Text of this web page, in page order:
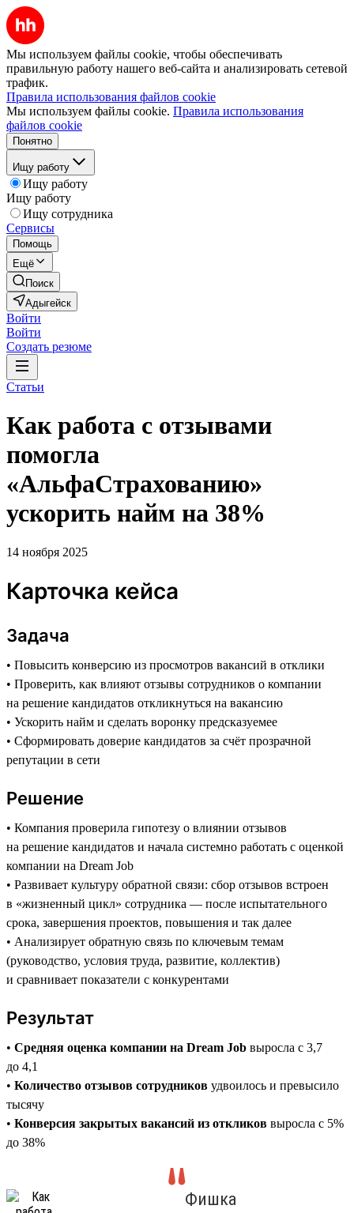
Мы используем файлы cookie, чтобы обеспечивать
правильную работу нашего веб-сайта и анализировать сетевой
трафик.
Правила использования файлов cookie
Мы используем файлы cookie. Правила использования
файлов cookie
Понятно
Ищу работу
Ищу работу
Ищу работу
Ищу сотрудника
Сервисы
Помощь
Ещё
Поиск
Адыгейск
Войти
Войти
Создать резюме
Статьи
Как работа с отзывами
помогла
«АльфаСтрахованию»
ускорить найм на 38%
14 ноября 2025
Карточка кейса
Задача
• Повысить конверсию из просмотров вакансий в отклики
• Проверить, как влияют отзывы сотрудников о компании
на решение кандидатов откликнуться на вакансию
• Ускорить найм и сделать воронку предсказуемее
• Сформировать доверие кандидатов за счёт прозрачной
репутации в сети
Решение
• Компания проверила гипотезу о влиянии отзывов
на решение кандидатов и начала системно работать с оценкой
компании на Dream Job
• Развивает культуру обратной связи: сбор отзывов встроен
в «жизненный цикл» сотрудника — после испытательного
срока, завершения проектов, повышения и так далее
• Анализирует обратную связь по ключевым темам
(руководство, условия труда, развитие, коллектив)
и сравнивает показатели с конкурентами
Результат
• Средняя оценка компании на Dream Job выросла с 3,7
до 4,1
• Количество отзывов сотрудников удвоилось и превысило
тысячу
• Конверсия закрытых вакансий из откликов выросла с 5%
до 38%
Фишка